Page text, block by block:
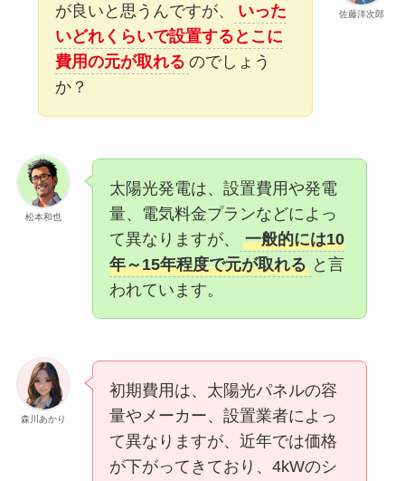
佐藤洋次郎
が良いと思うんですが、
いった
いどれくらいで設置するとこに
費用の元が取れる のでしょう
か？
松本和也
太陽光発電は、設置費用や発電
量、電気料金プランなどによっ
て異なりますが、
一般的には10
年～15年程度で元が取れる と言
われています。
森川あかり
初期費用は、太陽光パネルの容
量やメーカー、設置業者によっ
て異なりますが、近年では価格
が下がってきており、4kWのシ